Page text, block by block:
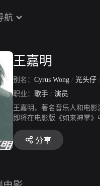
航
王嘉明
别名： Cyrus Wong / 光头仔 /
职业： 歌手 / 演员
王嘉明，著名音乐人和电
即将在电影版《如来神掌》
分享